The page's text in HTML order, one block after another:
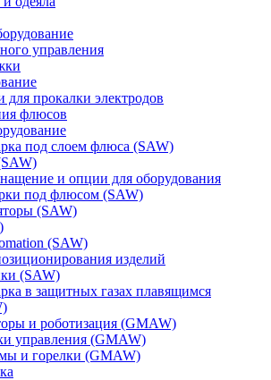
управления
прокалки электродов
флюсов
под слоем флюса (SAW)
и опции для оборудования
под флюсом (SAW)
(SAW)
(SAW)
изделий
(SAW)
в защитных газах плавящимся
и роботизация (GMAW)
управления (GMAW)
и горелки (GMAW)